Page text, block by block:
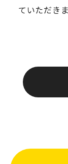
ていただき
ア開発技術
コンセプ
に価値を作
地の良いオ